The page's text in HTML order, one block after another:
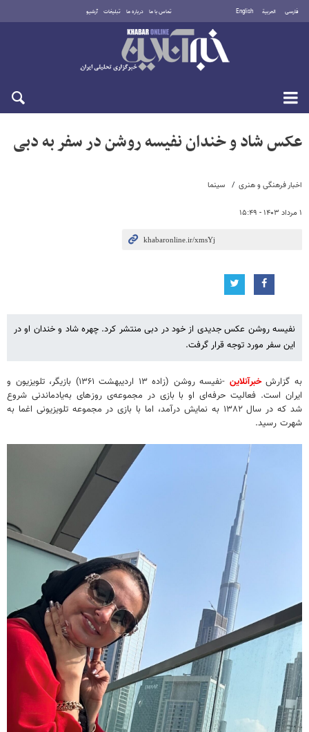
فارسی العربية English تماس با ما درباره ما تبلیغات آرشیو
پنجشنبه ۱۵ مرداد ۱۴۰۵
اخبار فرهنگی و هنری سینما
۱ مرداد ۱۴۰۳ - ۱۵:۴۹
عکس شاد و خندان نفیسه روشن در سفر به دبی
نفیسه روشن عکس جدیدی از خود در دبی منتشر کرد. چهره شاد و خندان او در
این سفر مورد توجه قرار گرفت.
به گزارشخبرآنلاین
-نفیسه روشن (زاده ۱۳ اردیبهشت ۱۳۶۱) بازیگر، تلویزیون و
ایران است. فعالیت حرفه‌ای او با بازی در مجموعه‌ی روزهای به‌یادماندنی شروع
شد که در سال ۱۳۸۲ به نمایش درآمد، اما با بازی در مجموعه تلویزیونی اغما به
شهرت رسید.